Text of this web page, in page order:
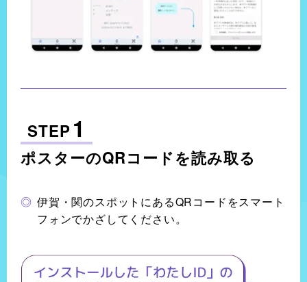
STEP1
ポスターのQRコードを読み取る
伊賀・関のスポットにあるQRコードをスマート
フォンでかざしてください。